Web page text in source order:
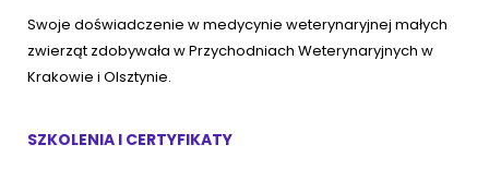
Życie z psem
Szczeniak w domu
Akcesoria dla psa
Szkolenie
Akcesoria dla kota
RASY KOTÓW
Swoje doświadczenie w medycynie weterynaryjnej małych
zwierząt zdobywała w Przychodniach Weterynaryjnych w
Krakowie i Olsztynie.
SZKOLENIA I CERTYFIKATY